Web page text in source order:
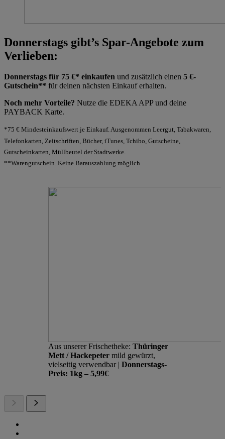
Donnerstags gibt’s Spar-Angebote zum
Verlieben:
Donnerstags für 75 €* einkaufen und zusätzlich einen 5 €-
Gutschein** für deinen nächsten Einkauf erhalten.
Noch mehr Vorteile? Nutze die EDEKA APP und deine
PAYBACK Karte.
*75 € Mindesteinkaufswert je Einkauf. Ausgenommen Leergut, Tabakwaren,
Telefonkarten, Zeitschriften, Bücher, iTunes, Tchibo, Gutscheine,
Gutscheinkarten, Müllbeutel der Stadtwerke.
**Warengutschein. Keine Barauszahlung möglich.
Aus unserer Frischetheke: Thüringer
Mett / Hackepeter mild gewürzt,
vielseitig verwendbar | Donnerstags-
Preis: 1kg – 5,99€